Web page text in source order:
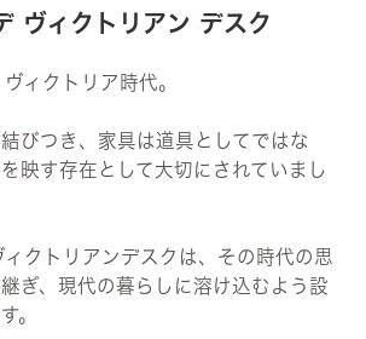
ヴィクトリアン デスク
ィクトリア時代。
びつき、家具は道具としてではな
映す存在として大切にされていまし
ィクトリアンデスクは、その時代の思
ぎ、現代の暮らしに溶け込むよう設
。